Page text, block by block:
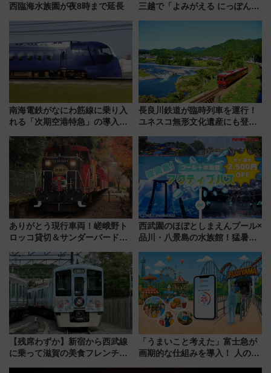
西臨海水族園が夜8時まで延長
三越で「よみがえる にっぽんの
南海電鉄がなにわ筋線に乗り入
れる「次期空港特急」の導入を
日本初の鉄道デザイン
長良川鉄道が臨時列車を運行！
ユネスコ無形文化遺産にも登録
に 乗車には予約が必要
ありがとう現行車両！嵯峨野ト
ロッコ貸切＆サンダーバードレ
斉藤雪乃＆福原トシヒロと行
く！9月13日「京都の鉄道満喫
ツアー」開催
西武園のほぼとしまえんプール×
品川・八景島の水族館！猛暑を
夏休みをお得に楽しむ！
【残席わずか】新宿から西武線
に乗って滋賀の美食フレンチを
「うまいこと考えた」富士急が
画期的な仕組みを導入！ 人のか